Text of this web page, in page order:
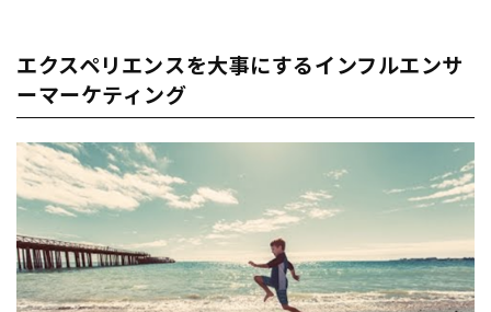
エクスペリエンスを大事にするインフルエンサ
ーマーケティング